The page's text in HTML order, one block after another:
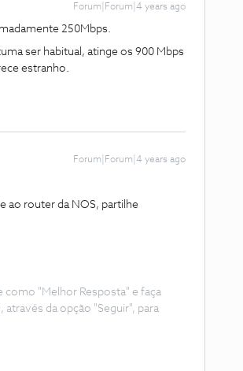
Forum|Forum|4 years ago
250Mbps.
ser habitual, atinge os 900 Mbps
estranho.
Forum|Forum|4 years ago
ao router da NOS, partilhe
como "Melhor Resposta" e faça
da opção "Seguir", para